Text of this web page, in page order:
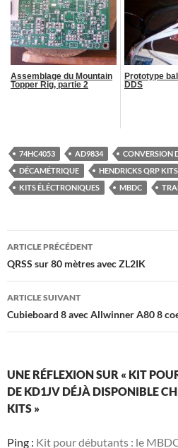
Assemblage du Mountain
Topper Rig, partie 2
Prototype
DDS
74HC4053 AD9834 CONVERSION
DÉCAMÉTRIQUE
HENDRICKS QRP KITS
KITS ÉLÉCTRONIQUES
MBDC
Navigation
des
articles
ARTICLE PRÉCÉDENT
QRSS sur 80 mètres avec ZL2IK
ARTICLE SUIVANT
Cubieboard 8 avec Allwinner A80 8
UNE RÉFLEXION SUR « KIT
DE KD1JV DÉJÀ DISPONIBLE
KITS »
Ping : Kit pour débutants : le